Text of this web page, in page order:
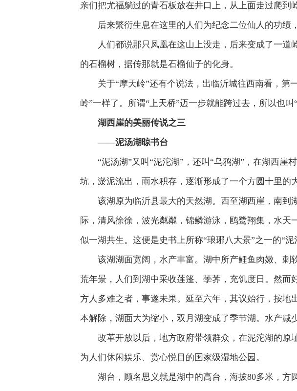
亲们把尤福躺过的青石板放在井口上，从上面走过爬到
后来繁衍生息在这里的人们为纪念二位仙人的功绩
人们都说那只凤凰在这山上没走，后来变成了一道
的石榴树，据传那就是石榴仙子的化身。
关于“摩天岭”还有个说法，出临沂城往西南看，
岭”一样了。所谓“上天桥”迈一步就能跨过去，所以也叫“
湖西崖的美丽传说之三
­——泥汤湖晾书台
“泥汤湖”又叫“泥沱湖”，还叫“乌鸦湖”，在湖西
坑，淤泥流出，雨水积存，逐渐形成了一个方圆十里的
该湖原为临沂县最大的天然湖。西至湖西崖，南
际，清风徐徐，波光粼粼，锦鳞游泳，鸥鹭翔集，水
似一湖共生。这便是史书上所称“琅琊八大景”之一的“泥
该湖湖面宽阔，水产丰富。湖中所产鲤鱼肉嫩、刺
荒年景，人们到湖中采收莲篷、荸荠，充饥度日。然而
方人多难之者，事遂未果。延至六年，其议始行，按
本解除，湖面大为缩小，双月湖变成了季节湖。水产减
改革开放以后，地方政府带领群众，在泥沱湖的原
为人们休闲娱乐、赏心悦目的国家级湿地公园。
湖台，顾名思义就是湖中的高台，海拔80多米，方